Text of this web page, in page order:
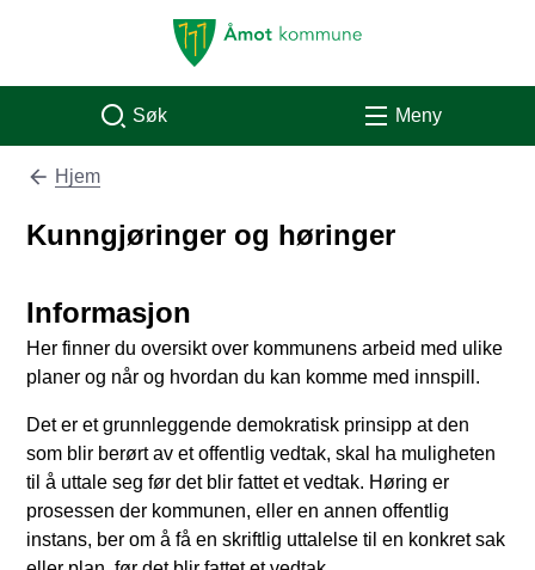
Åmot kommune
Søk Meny
Du er her:
Hjem
Kunngjøringer og høringer
Informasjon
Her finner du oversikt over kommunens arbeid med ulike
planer og når og hvordan du kan komme med innspill.
Det er et grunnleggende demokratisk prinsipp at den
som blir berørt av et offentlig vedtak, skal ha muligheten
til å uttale seg før det blir fattet et vedtak. Høring er
prosessen der kommunen, eller en annen offentlig
instans, ber om å få en skriftlig uttalelse til en konkret sak